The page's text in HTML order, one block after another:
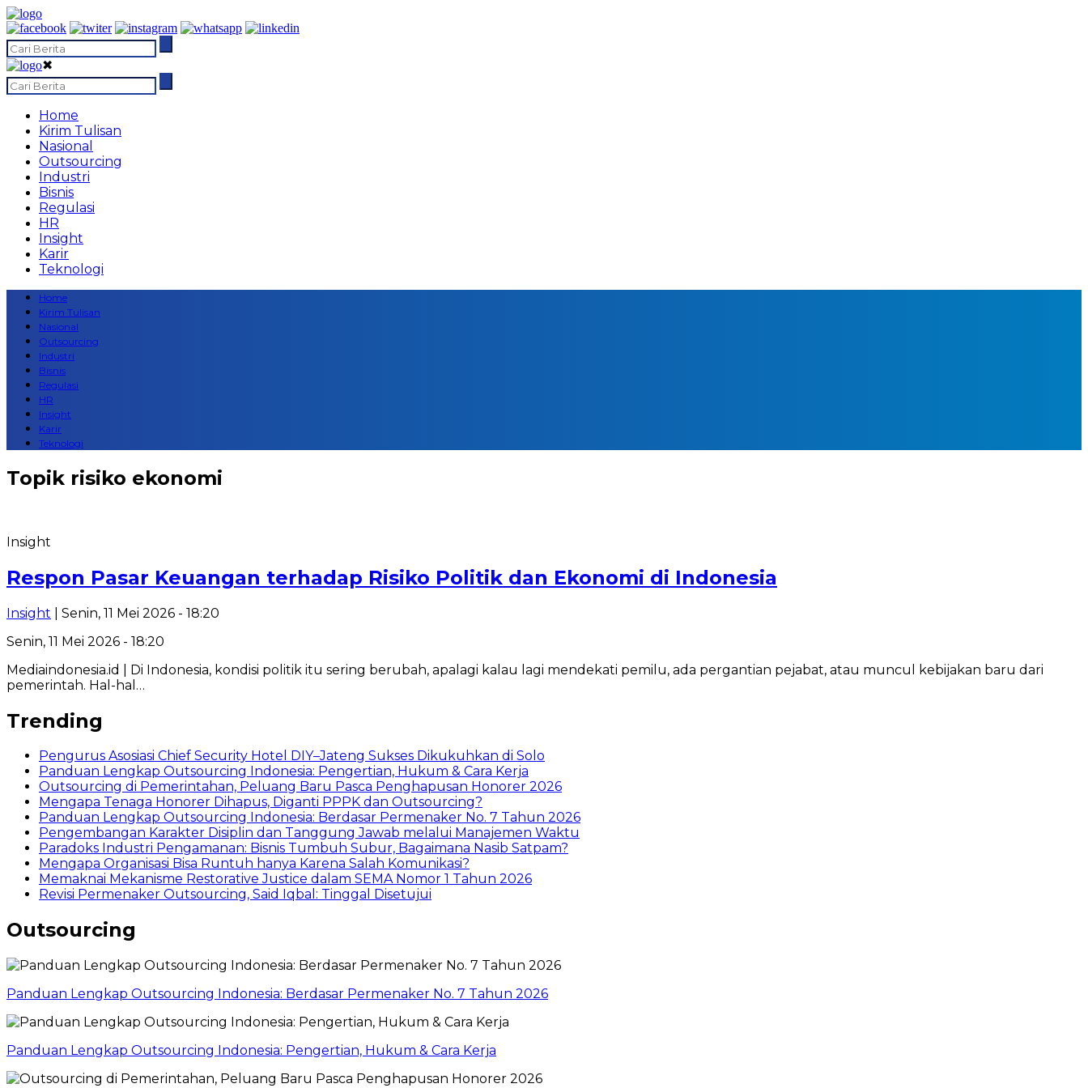
✖
Home
Kirim Tulisan
Nasional
Outsourcing
Industri
Bisnis
Regulasi
HR
Insight
Karir
Teknologi
Home
Kirim Tulisan
Nasional
Outsourcing
Industri
Bisnis
Regulasi
HR
Insight
Karir
Teknologi
Topik risiko ekonomi
Insight
Respon Pasar Keuangan terhadap Risiko Politik dan Ekonomi di Indonesia
Insight | Senin, 11 Mei 2026 - 18:20
Senin, 11 Mei 2026 - 18:20
Mediaindonesia.id | Di Indonesia, kondisi politik itu sering berubah, apalagi kalau lagi mendekati pemilu, ada pergantian pejabat, atau muncul kebijakan baru dari
pemerintah. Hal-hal…
Trending
Pengurus Asosiasi Chief Security Hotel DIY–Jateng Sukses Dikukuhkan di Solo
Panduan Lengkap Outsourcing Indonesia: Pengertian, Hukum & Cara Kerja
Outsourcing di Pemerintahan, Peluang Baru Pasca Penghapusan Honorer 2026
Mengapa Tenaga Honorer Dihapus, Diganti PPPK dan Outsourcing?
Panduan Lengkap Outsourcing Indonesia: Berdasar Permenaker No. 7 Tahun 2026
Pengembangan Karakter Disiplin dan Tanggung Jawab melalui Manajemen Waktu
Paradoks Industri Pengamanan: Bisnis Tumbuh Subur, Bagaimana Nasib Satpam?
Mengapa Organisasi Bisa Runtuh hanya Karena Salah Komunikasi?
Memaknai Mekanisme Restorative Justice dalam SEMA Nomor 1 Tahun 2026
Revisi Permenaker Outsourcing, Said Iqbal: Tinggal Disetujui
Outsourcing
Panduan Lengkap Outsourcing Indonesia: Berdasar Permenaker No. 7 Tahun 2026
Panduan Lengkap Outsourcing Indonesia: Pengertian, Hukum & Cara Kerja